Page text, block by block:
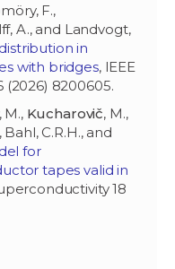
F.,
A., and Landvogt,
in
with bridges, IEEE
(2026) 8200605.
M., Kucharovič, M.,
C.R.H., and
for
tapes valid in
18